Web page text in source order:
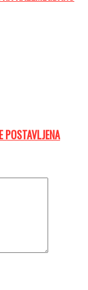
POSTAVLJENA